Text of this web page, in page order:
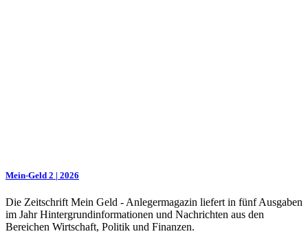
Mein-Geld 2 | 2026
Die Zeitschrift Mein Geld - Anlegermagazin liefert in fünf Ausgaben
im Jahr Hintergrundinformationen und Nachrichten aus den
Bereichen Wirtschaft, Politik und Finanzen.